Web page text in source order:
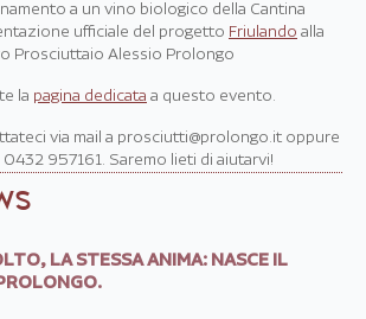
a un vino biologico della Cantina
ufficiale del progetto Friulando alla
Prosciuttaio Alessio Prolongo
la pagina dedicata a questo evento.
via mail a prosciutti@prolongo.it oppure
957161. Saremo lieti di aiutarvi!
LA STESSA ANIMA: NASCE IL